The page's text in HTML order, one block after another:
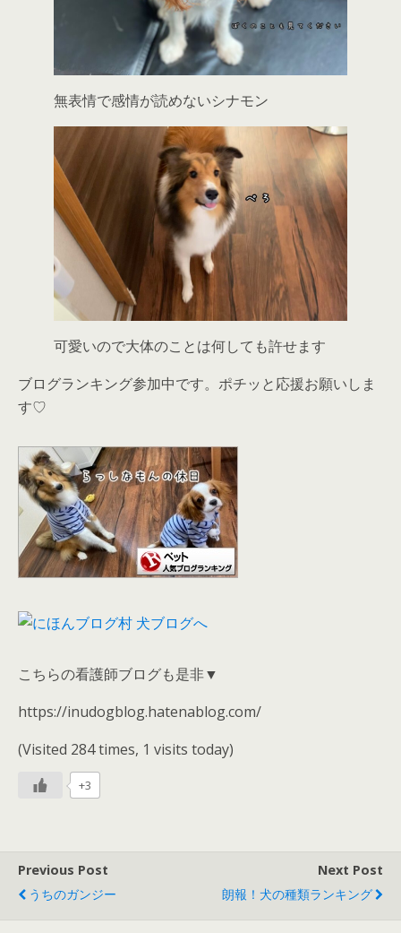
無表情で感情が読めないシナモン
可愛いので大体のことは何しても許せます
ブログランキング参加中です。ポチッと応援お願いしま
す♡
こちらの看護師ブログも是非▼
https://inudogblog.hatenablog.com/
(Visited 284 times, 1 visits today)
+3
Previous Post
うちのガンジー
Next Post
朗報！犬の種類ランキング